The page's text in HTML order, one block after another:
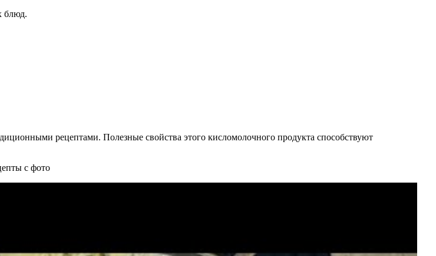
блюд.
рецептами. Полезные свойства этого кисломолочного продукта способствуют